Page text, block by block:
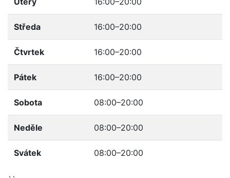
Středa 16:00–20:00
Čtvrtek 16:00–20:00
Pátek 16:00–20:00
Sobota 08:00–20:00
Neděle 08:00–20:00
Svátek 08:00–20:00